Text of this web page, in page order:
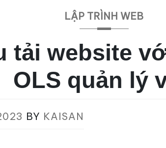
LẬP TRÌNH WEB
tải website
OLS quản lý
BY KAISAN